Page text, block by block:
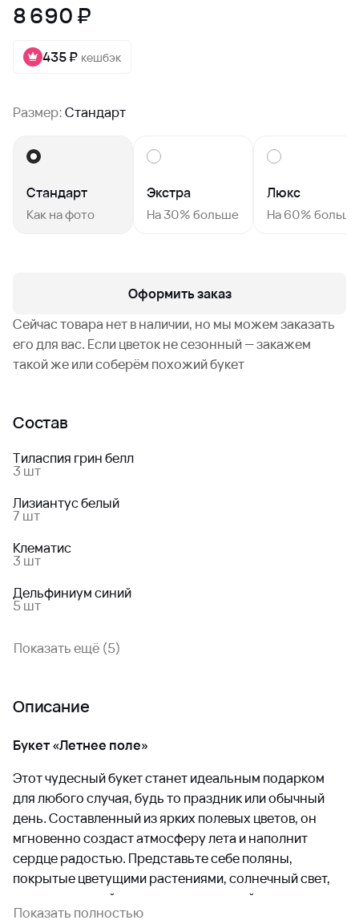
8 690 ₽
435 ₽ кешбэк
Размер:Стандарт
Стандарт
Как на фото
Экстра
На 30% больше
Люкс
На 60% больше
Оформить заказ
Сейчас товара нет в наличии, но мы можем заказать
его для вас. Если цветок не сезонный — закажем
такой же или соберём похожий букет
Состав
Тиласпия грин белл
3 шт
Лизиантус белый
7 шт
Клематис
3 шт
Дельфиниум синий
5 шт
Показать ещё (5)
Описание
Букет «Летнее поле»
Этот чудесный букет станет идеальным подарком
для любого случая, будь то праздник или обычный
день. Составленный из ярких полевых цветов, он
мгновенно создаст атмосферу лета и наполнит
сердце радостью. Представьте себе поляны,
покрытые цветущими растениями, солнечный свет,
мягко играющий на лепестках, и легкий ветерок,
несущий аромат свежести. Именно такие чувства
Показать полностью